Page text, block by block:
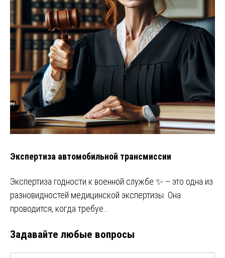
Экспертиза автомобильной трансмиссии
Экспертиза годности к военной службе ✨ – это одна из
разновидностей медицинской экспертизы. Она
проводится, когда требуе…
Задавайте любые вопросы